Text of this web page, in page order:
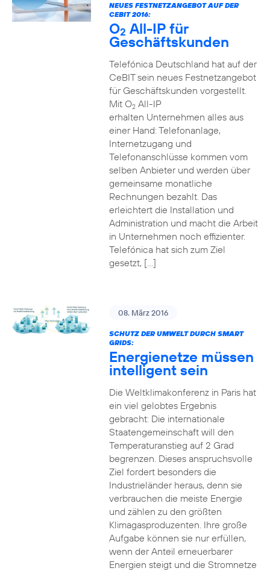
NEUES FESTNETZANGEBOT AUF DER
CEBIT 2016:
O2 All-IP für
Geschäftskunden
Telefónica Deutschland hat auf der
CeBIT sein neues Festnetzangebot
für Geschäftskunden vorgestellt.
Mit O2All-IP
erhalten Unternehmen alles aus
einer Hand: Telefonanlage,
Internetzugang und
Telefonanschlüsse kommen vom
selben Anbieter und werden über
gemeinsame monatliche
Rechnungen bezahlt. Das
erleichtert die Installation und
Administration und macht die Arbeit
in Unternehmen noch effizienter.
Telefónica hat sich zum Ziel
gesetzt, […]
08. März 2016
SCHUTZ DER UMWELT DURCH SMART
GRIDS:
Energienetze müssen
intelligent sein
Die Weltklimakonferenz in Paris hat
ein viel gelobtes Ergebnis
gebracht: Die internationale
Staatengemeinschaft will den
Temperaturanstieg auf 2 Grad
begrenzen. Dieses anspruchsvolle
Ziel fordert besonders die
Industrieländer heraus, denn sie
verbrauchen die meiste Energie
und zählen zu den größten
Klimagasproduzenten. Ihre große
Aufgabe können sie nur erfüllen,
wenn der Anteil erneuerbarer
Energien steigt und die Stromnetze